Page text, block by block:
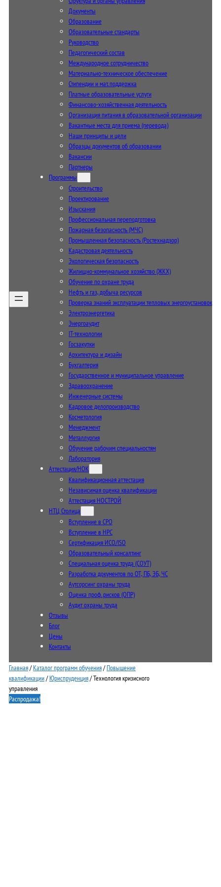
Документы
Образование
Образовательные стандарты
Руководство
Педагогический состав
Международное сотрудничество
Материально-техническое обеспечение
Стипендии и мат. поддержка
Платные образовательные услуги
Финансово-хозяйственная деятельность
Организация питания в образовательной организации
Вакантные места для приема (перевода)
Наши принципы и цели
Образцы документов об образовании
Вакансии
Партнеры
Программы
Строительство
Проектирование
Изыскания
Профессиональная переподготовка
Пожарная безопасность (МЧС)
Промышленная безопасность (Ростехнадзор)
Кадастровая деятельность
Экологическая безопасность
Жилищно-коммунальное хозяйство (ЖКХ)
Обучение по охране труда
Нефть и газ, добыча ресурсов
Проверка знаний эксплуатации тепловых энергоустановок
Электроэнергетика
Энергоаудит
IT-технологии
Госзакупки
Архитектура и дизайн
Бухгалтерия
Государственное и муниципальное управление
Здравоохранение
Инженерные системы
Кадровое делопроизводство
Косметология
Менеджмент
Металлургия
Обучение рабочим специальностям
Лаборатория
Аттестация/НОК
Квалификационная аттестация
Независимая оценка квалификации
Аттестация НОСТРОЙ
НТЦ Столица
Вступление в СРО
Вступление в НРС
Сертификация ИСО/ISO
Образовательный консалтинг
Специальная оценка труда (СОУТ)
Разработка документов по ОТ, ПБ, ЭБ, ЧС
Аутсорсинг охраны труда
Оценка проф. рисков (ОПР)
Аудит охраны труда
Отзывы
Блог
Цены
Контакты
Главная/Каталог программ обучения/Повышение
квалификации/Юриспруденция/ Технология кризисного
управления
Распродажа!